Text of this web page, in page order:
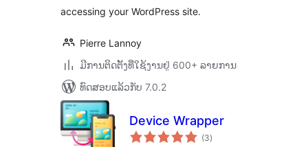
accessing your WordPress site.
Pierre Lannoy
ມີການຕິດຕັ້ງທີ່ໃຊ້ງານຢູ່ 600+ ລາຍການ
ທົດສອບແລ້ວກັບ 7.0.2
Device Wrapper
(3ຄະແນນ
ທັງໝົດ
)